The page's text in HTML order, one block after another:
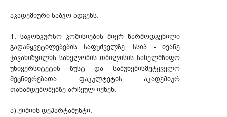
აკადემიური საბჭო ადგენს:
1. საკონკურსო კომისიების მიერ წარმოდგენილი
გადაწყვეტილებების საფუძველზე, სსიპ - ივანე
ჯავახიშვილის სახელობის თბილისის სახელმწიფო
უნივერსიტეტის ზუსტ და საბუნებისმეტყველო
მეცნიერებათა ფაკულტეტის აკადემიურ
თანამდებობებზე არჩეულ იქნენ:
ა) ქიმიის დეპარტამენტი: